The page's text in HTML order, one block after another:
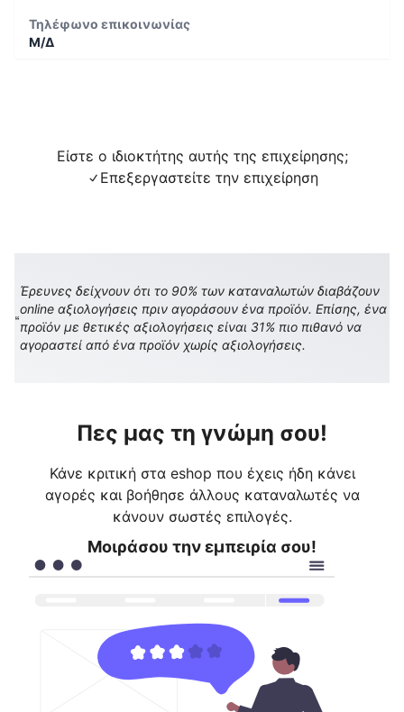
Τηλέφωνο επικοινωνίας
Μ/Δ
Είστε ο ιδιοκτήτης αυτής της επιχείρησης;
Επεξεργαστείτε την επιχείρηση
Έρευνες δείχνουν ότι το 90% των καταναλωτών διαβάζουν
online αξιολογήσεις πριν αγοράσουν ένα προϊόν. Επίσης, ένα
προϊόν με θετικές αξιολογήσεις είναι 31% πιο πιθανό να
αγοραστεί από ένα προϊόν χωρίς αξιολογήσεις.
Πες μας τη γνώμη σου!
Κάνε κριτική στα eshop που έχεις ήδη κάνει
αγορές και βοήθησε άλλους καταναλωτές να
κάνουν σωστές επιλογές.
Μοιράσου την εμπειρία σου!